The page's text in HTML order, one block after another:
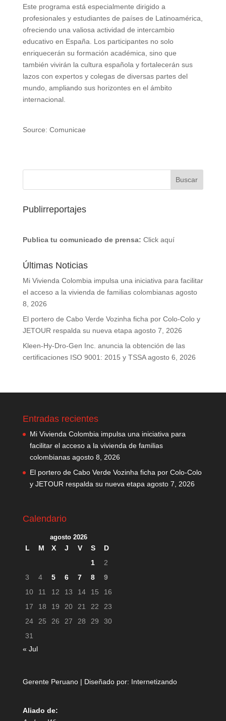
Este programa está especialmente dirigido a
profesionales y estudiantes de países de Latinoamérica,
ofreciendo una valiosa actividad de intercambio
educativo en España. Los participantes no solo
enriquecerán su formación académica, sino que
también vivirán la cultura española y fortalecerán sus
lazos con expertos y colegas de diversas partes del
mundo, ampliando sus horizontes en el ámbito
internacional.
Source: Comunicae
Publirreportajes
Publica tu comunicado de prensa: Click aquí
Últimas Noticias
Mi Vivienda Colombia impulsa una iniciativa para facilitar
el acceso a la vivienda de familias colombianas agosto
8, 2026
El portero de Cabo Verde Vozinha ficha por Colo-Colo y
JETOUR respalda su nueva etapa agosto 7, 2026
Kleen-Hy-Dro-Gen Inc. anuncia la obtención de las
certificaciones ISO 9001: 2015 y TSSA agosto 6, 2026
Entradas recientes
Mi Vivienda Colombia impulsa una iniciativa para
facilitar el acceso a la vivienda de familias
colombianas agosto 8, 2026
El portero de Cabo Verde Vozinha ficha por Colo-Colo
y JETOUR respalda su nueva etapa agosto 7, 2026
Calendario
agosto 2026
L M X J V S
D
1
2
3
4 5 6 7 8
9
10
11 12 13 14 15
16
17
18 19 20 21 22
23
24
25 26 27 28 29
30
31
« Jul
Gerente Peruano | Diseñado por: Internetizando
Aliado de: